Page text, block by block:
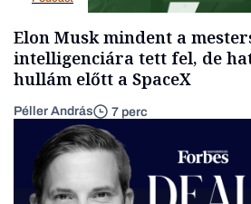
Elon Musk mindent a
intelligenciára tett fel, de
hullám előtt a SpaceX
Péller András 7 perc